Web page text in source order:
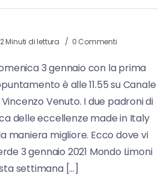
2 Minuti di lettura 0 Commenti
3 gennaio con la prima
è alle 11.55 su Canale
Venuto. I due padroni di
delle eccellenze made in Italy
maniera migliore. Ecco dove vi
3 gennaio 2021 Mondo Limoni
settimana […]